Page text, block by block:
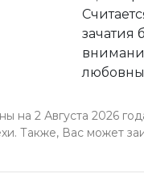
зачатия
2 Августа 2026
Также, Вас может